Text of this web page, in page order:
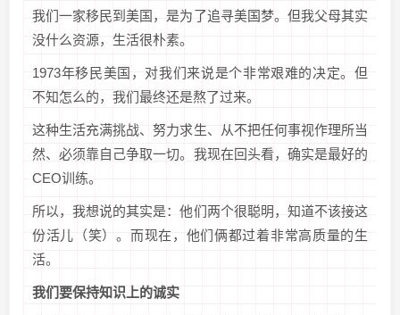
我们一家移民到美国，是为了追寻美国梦。但我父母其实
没什么资源，生活很朴素。
1973年移民美国，对我们来说是个非常艰难的决定。但
不知怎么的，我们最终还是熬了过来。
这种生活充满挑战、努力求生、从不把任何事视作理所当
然、必须靠自己争取一切。我现在回头看，确实是最好的
CEO训练。
所以，我想说的其实是：他们两个很聪明，知道不该接这
份活儿（笑）。而现在，他们俩都过着非常高质量的生
活。
我们要保持知识上的诚实